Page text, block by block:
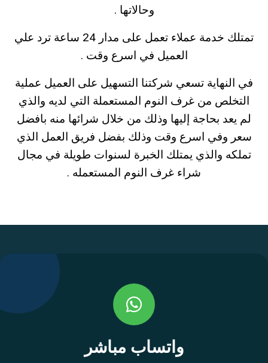
وحالاتها .
تمتلك خدمة عملاء تعمل على مدار 24 ساعة ترد علي
العميل في اسرع وقت .
في النهاية تسعي شركتنا التسهيل على العميل عملية
التخلص من غرف النوم المستعملة التي لديه والذي
لم يعد بحاجة إليها وذلك من خلال شرائها منه بافضل
سعر وفي اسرع وقت وذلك بفضل فريق العمل الذي
تملكه والذي يمتلك الخبرة لسنوات طويلة في مجال
شراء غرف النوم المستعمله .
واتساب مباشر